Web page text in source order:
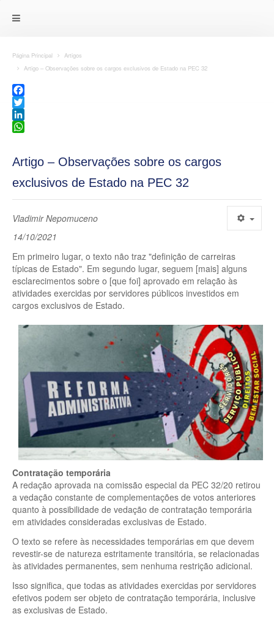
Página Principal
Artigos
Artigo – Observações sobre os cargos exclusivos de Estado na PEC 32
Facebook
Twitter
LinkedIn
Artigo – Observações sobre os cargos
exclusivos de Estado na PEC 32
Vladimir Nepomuceno
14/10/2021
Em primeiro lugar, o texto não traz "definição de carreiras
típicas de Estado". Em segundo lugar, seguem [mais] alguns
esclarecimentos sobre o [que foi] aprovado em relação às
atividades exercidas por servidores públicos investidos em
cargos exclusivos de Estado.
Contratação temporária
A redação aprovada na comissão especial da PEC 32/20 retirou
a vedação constante de complementações de votos anteriores
quanto à possibilidade de vedação de contratação temporária
em atividades consideradas exclusivas de Estado.
O texto se refere às necessidades temporárias em que devem
revestir-se de natureza estritamente transitória, se relacionadas
às atividades permanentes, sem nenhuma restrição adicional.
Isso significa, que todas as atividades exercidas por servidores
efetivos podem ser objeto de contratação temporária, inclusive
as exclusivas de Estado.